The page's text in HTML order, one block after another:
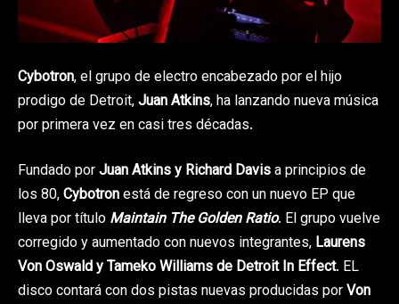
Cybotron, el grupo de electro encabezado por el hijo
prodigo de Detroit,Juan Atkins, ha lanzando nueva música
por primera vez en casi tres décadas.
Fundado porJuan Atkins y Richard Davisa principios de
los 80,Cybotronestá de regreso con un nuevo EP que
lleva por título Maintain The Golden Ratio. El grupo vuelve
corregido y aumentado con nuevos integrantes, Laurens
Von Oswald y Tameko Williams de Detroit In Effect. EL
disco contará con dos pistas nuevas producidas porVon